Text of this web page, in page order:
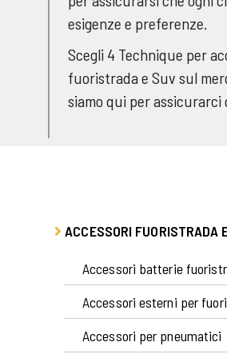
esigenze e preferenze.
Scegli 4 Technique per
fuoristrada e Suv sul
siamo qui per
ACCESSORI FUORISTRADA
Accessori batterie
Accessori esterni per
Accessori per pneumatici